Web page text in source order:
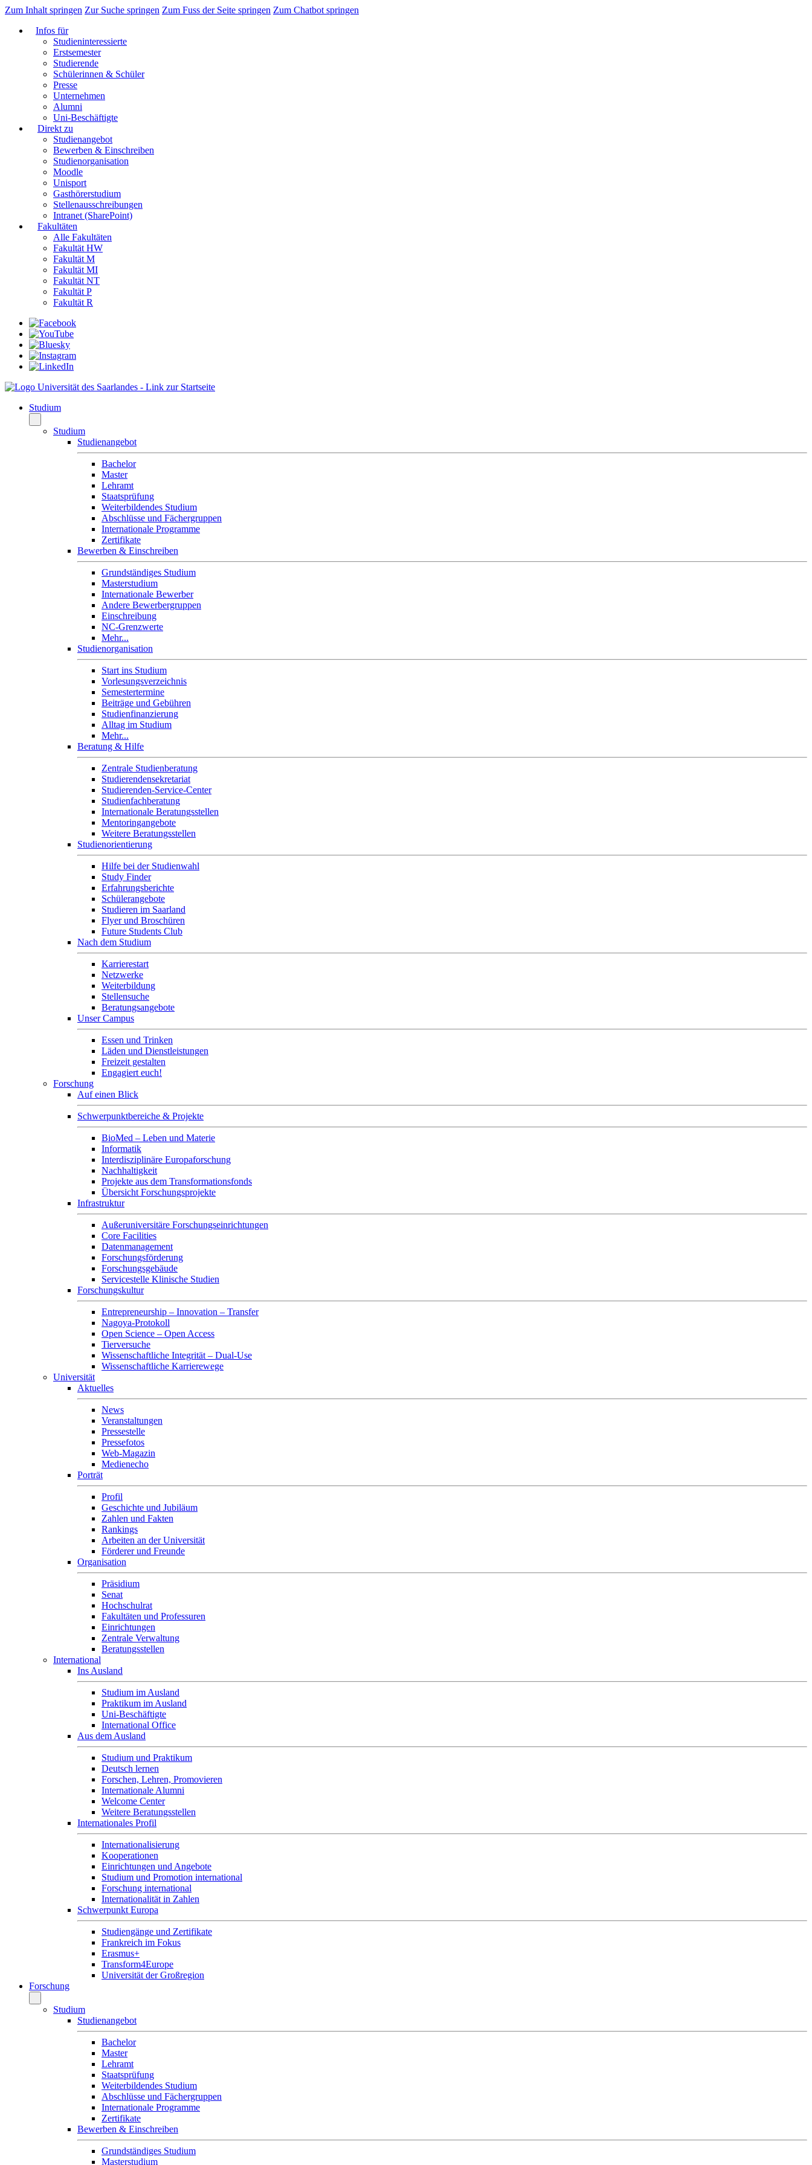
Zum Inhalt springen Zur Suche springen Zum Fuss der Seite springen Zum Chatbot springen
Infos für
Studieninteressierte
Erstsemester
Studierende
Schülerinnen & Schüler
Presse
Unternehmen
Alumni
Uni-Beschäftigte
Direkt zu
Studienangebot
Bewerben & Einschreiben
Studienorganisation
Moodle
Unisport
Gasthörerstudium
Stellenausschreibungen
Intranet (SharePoint)
Fakultäten
Alle Fakultäten
Fakultät HW
Fakultät M
Fakultät MI
Fakultät NT
Fakultät P
Fakultät R
Studium
Studium
Studienangebot
Bachelor
Master
Lehramt
Staatsprüfung
Weiterbildendes Studium
Abschlüsse und Fächergruppen
Internationale Programme
Zertifikate
Bewerben & Einschreiben
Grundständiges Studium
Masterstudium
Internationale Bewerber
Andere Bewerbergruppen
Einschreibung
NC-Grenzwerte
Mehr...
Studienorganisation
Start ins Studium
Vorlesungsverzeichnis
Semestertermine
Beiträge und Gebühren
Studienfinanzierung
Alltag im Studium
Mehr...
Beratung & Hilfe
Zentrale Studienberatung
Studierendensekretariat
Studierenden-Service-Center
Studienfachberatung
Internationale Beratungsstellen
Mentoringangebote
Weitere Beratungsstellen
Studienorientierung
Hilfe bei der Studienwahl
Study Finder
Erfahrungsberichte
Schülerangebote
Studieren im Saarland
Flyer und Broschüren
Future Students Club
Nach dem Studium
Karrierestart
Netzwerke
Weiterbildung
Stellensuche
Beratungsangebote
Unser Campus
Essen und Trinken
Läden und Dienstleistungen
Freizeit gestalten
Engagiert euch!
Forschung
Auf einen Blick
Schwerpunktbereiche & Projekte
BioMed – Leben und Materie
Informatik
Interdisziplinäre Europaforschung
Nachhaltigkeit
Projekte aus dem Transformationsfonds
Übersicht Forschungsprojekte
Infrastruktur
Außeruniversitäre Forschungseinrichtungen
Core Facilities
Datenmanagement
Forschungsförderung
Forschungsgebäude
Servicestelle Klinische Studien
Forschungskultur
Entrepreneurship – Innovation – Transfer
Nagoya-Protokoll
Open Science – Open Access
Tierversuche
Wissenschaftliche Integrität – Dual-Use
Wissenschaftliche Karrierewege
Universität
Aktuelles
News
Veranstaltungen
Pressestelle
Pressefotos
Web-Magazin
Medienecho
Porträt
Profil
Geschichte und Jubiläum
Zahlen und Fakten
Rankings
Arbeiten an der Universität
Förderer und Freunde
Organisation
Präsidium
Senat
Hochschulrat
Fakultäten und Professuren
Einrichtungen
Zentrale Verwaltung
Beratungsstellen
International
Ins Ausland
Studium im Ausland
Praktikum im Ausland
Uni-Beschäftigte
International Office
Aus dem Ausland
Studium und Praktikum
Deutsch lernen
Forschen, Lehren, Promovieren
Internationale Alumni
Welcome Center
Weitere Beratungsstellen
Internationales Profil
Internationalisierung
Kooperationen
Einrichtungen und Angebote
Studium und Promotion international
Forschung international
Internationalität in Zahlen
Schwerpunkt Europa
Studiengänge und Zertifikate
Frankreich im Fokus
Erasmus+
Transform4Europe
Universität der Großregion
Forschung
Studium
Studienangebot
Bachelor
Master
Lehramt
Staatsprüfung
Weiterbildendes Studium
Abschlüsse und Fächergruppen
Internationale Programme
Zertifikate
Bewerben & Einschreiben
Grundständiges Studium
Masterstudium